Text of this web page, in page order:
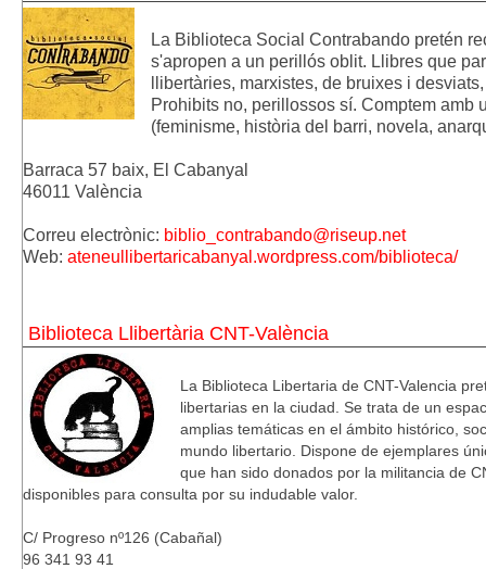
La Biblioteca Social Contrabando pretén
s'apropen a un perillós oblit. Llibres que
llibertàries, marxistes, de bruixes i
Prohibits no, perillossos sí. Comptem amb
(feminisme, història del barri, novela,
Barraca 57 baix, El Cabanyal
46011 València
Correu electrònic: biblio_contrabando@riseup.net
Web: ateneullibertaricabanyal.wordpress.com/biblioteca/
Biblioteca Llibertària CNT-València
La Biblioteca Libertaria de CNT-Valencia
libertarias en la ciudad. Se trata de un
amplias temáticas en el ámbito histórico,
mundo libertario. Dispone de ejemplares
que han sido donados por la militancia de
disponibles para consulta por su indudable valor.
C/ Progreso nº126 (Cabañal)
96 341 93 41